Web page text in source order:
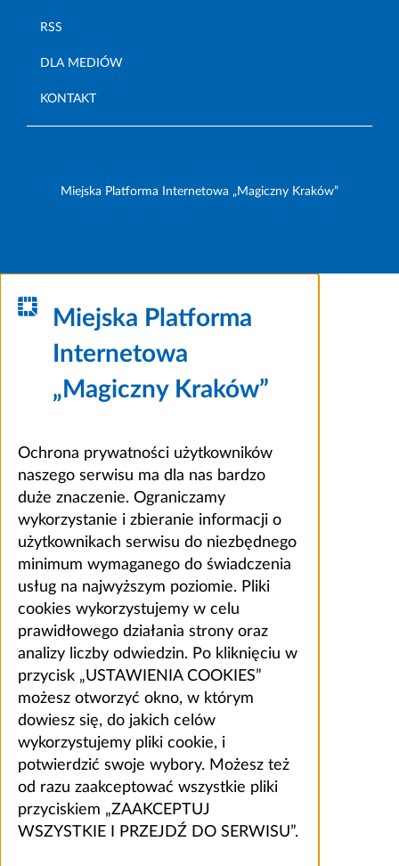
RSS
DLA MEDIÓW
KONTAKT
Miejska Platforma Internetowa „Magiczny Kraków”
Miejska Platforma
Internetowa
„Magiczny Kraków”
Ochrona prywatności użytkowników
naszego serwisu ma dla nas bardzo
duże znaczenie. Ograniczamy
wykorzystanie i zbieranie informacji o
użytkownikach serwisu do niezbędnego
minimum wymaganego do świadczenia
usług na najwyższym poziomie. Pliki
cookies wykorzystujemy w celu
prawidłowego działania strony oraz
analizy liczby odwiedzin. Po kliknięciu w
przycisk „USTAWIENIA COOKIES”
możesz otworzyć okno, w którym
dowiesz się, do jakich celów
wykorzystujemy pliki cookie, i
potwierdzić swoje wybory. Możesz też
od razu zaakceptować wszystkie pliki
przyciskiem „ZAAKCEPTUJ
WSZYSTKIE I PRZEJDŹ DO SERWISU”.